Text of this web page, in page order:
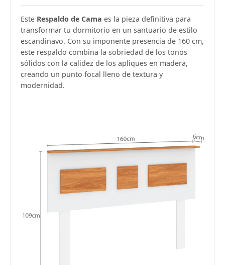
Este Respaldo de Cama es la pieza definitiva para
transformar tu dormitorio en un santuario de estilo
escandinavo. Con su imponente presencia de 160 cm,
este respaldo combina la sobriedad de los tonos
sólidos con la calidez de los apliques en madera,
creando un punto focal lleno de textura y
modernidad.